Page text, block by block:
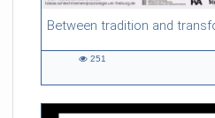
54:13 duration
251